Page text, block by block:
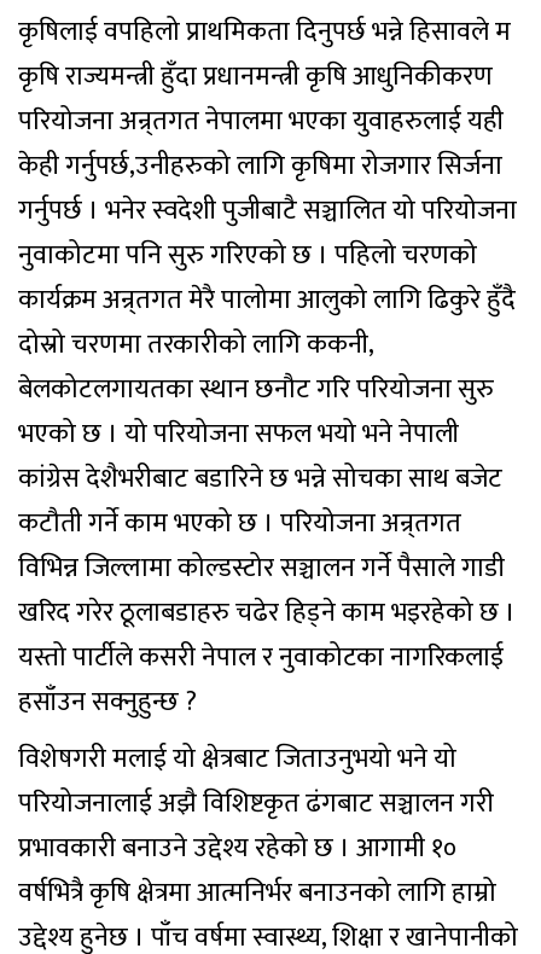
कृषिलाई वपहिलो प्राथमिकता दिनुपर्छ भन्ने हिसावले म
कृषि राज्यमन्त्री हुँदा प्रधानमन्त्री कृषि आधुनिकीकरण
परियोजना अन्र्तगत नेपालमा भएका युवाहरुलाई यही
केही गर्नुपर्छ,उनीहरुको लागि कृषिमा रोजगार सिर्जना
गर्नुपर्छ । भनेर स्वदेशी पुजीबाटै सञ्चालित यो परियोजना
नुवाकोटमा पनि सुरु गरिएको छ । पहिलो चरणको
कार्यक्रम अन्र्तगत मेरै पालोमा आलुको लागि ढिकुरे हुँदै
दोस्रो चरणमा तरकारीको लागि ककनी,
बेलकोटलगायतका स्थान छनौट गरि परियोजना सुरु
भएको छ । यो परियोजना सफल भयो भने नेपाली
कांग्रेस देशैभरीबाट बडारिने छ भन्ने सोचका साथ बजेट
कटौती गर्ने काम भएको छ । परियोजना अन्र्तगत
विभिन्न जिल्लामा कोल्डस्टोर सञ्चालन गर्ने पैसाले गाडी
खरिद गरेर ठूलाबडाहरु चढेर हिड्ने काम भइरहेको छ ।
यस्तो पार्टीले कसरी नेपाल र नुवाकोटका नागरिकलाई
हसाँउन सक्नुहुन्छ ?
विशेषगरी मलाई यो क्षेत्रबाट जिताउनुभयो भने यो
परियोजनालाई अझै विशिष्टकृत ढंगबाट सञ्चालन गरी
प्रभावकारी बनाउने उद्देश्य रहेको छ । आगामी १०
वर्षभित्रै कृषि क्षेत्रमा आत्मनिर्भर बनाउनको लागि हाम्रो
उद्देश्य हुनेछ । पाँच वर्षमा स्वास्थ्य, शिक्षा र खानेपानीको